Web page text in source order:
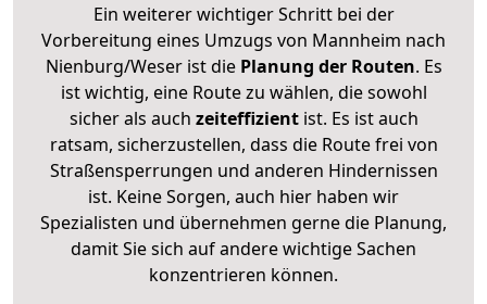
Ein weiterer wichtiger Schritt bei der
Vorbereitung eines Umzugs von Mannheim nach
Nienburg/Weser ist diePlanung der Routen. Es
ist wichtig, eine Route zu wählen, die sowohl
sicher als auch zeiteffizientist. Es ist auch
ratsam, sicherzustellen, dass die Route frei von
Straßensperrungen und anderen Hindernissen
ist. Keine Sorgen, auch hier haben wir
Spezialisten und übernehmen gerne die Planung,
damit Sie sich auf andere wichtige Sachen
konzentrieren können.